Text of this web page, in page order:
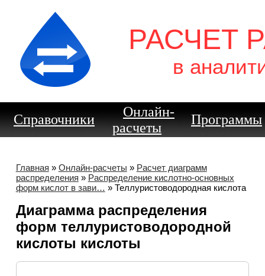
РАСЧЕТ
в
Справочники
Онлайн-
расчеты
Программы
Главная » Онлайн-расчеты » Расчет диаграмм
распределения » Распределение кислотно-основных
форм кислот в зави… » Теллуристоводородная кислота
Диаграмма распределения
форм теллуристоводородной
кислоты кислоты